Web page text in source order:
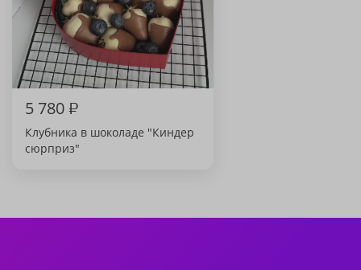
5 780₽
Клубника в шоколаде "Киндер
сюрприз"